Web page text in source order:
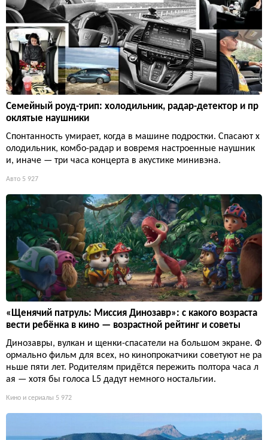
Семейный роуд-трип: холодильник, радар-детектор и пр
оклятые наушники
Спонтанность умирает, когда в машине подростки. Спасают х
олодильник, комбо-радар и вовремя настроенные наушник
и, иначе — три часа концерта в акустике минивэна.
Авто 5 927
«Щенячий патруль: Миссия Динозавр»: с какого возраста
вести ребёнка в кино — возрастной рейтинг и советы
Динозавры, вулкан и щенки-спасатели на большом экране. Ф
ормально фильм для всех, но кинопрокатчики советуют не ра
ньше пяти лет. Родителям придётся пережить полтора часа л
ая — хотя бы голоса L5 дадут немного ностальгии.
Кино и сериалы 5 972